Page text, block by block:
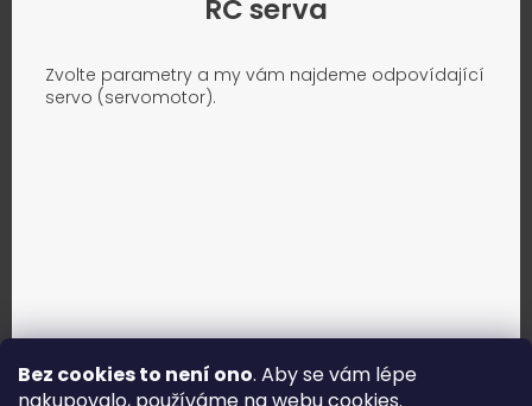
Bez cookies to není ono. Aby se vám lépe
RC serva
Zvolte parametry a my vám najdeme odpovídající
servo (servomotor).